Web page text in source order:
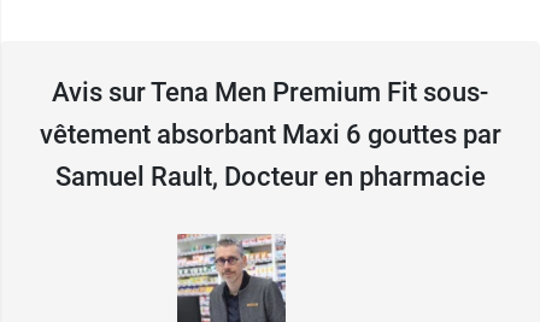
Absorption : 1350 ml.
6 gouttes
Testé dermatologiquement.
Dispositif médical avec marquage CE.
Tena est engagée dans une démarche de
Avis sur Tena Men Premium Fit sous-
vêtement absorbant Maxi 6 gouttes par
Samuel Rault, Docteur en pharmacie